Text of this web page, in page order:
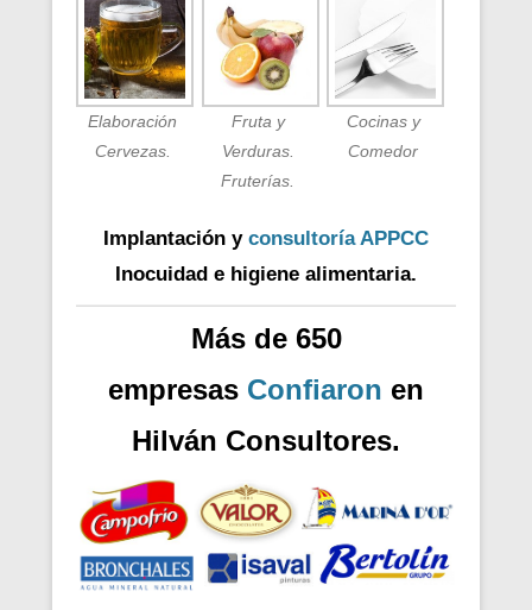
Elaboración
Cervezas.
Fruta y
Verduras.
Fruterías.
Cocinas y
Comedor
Implantación y consultoría APPCC
Inocuidad e higiene alimentaria.
Más de 650
empresas Confiaron en
Hilván Consultores.